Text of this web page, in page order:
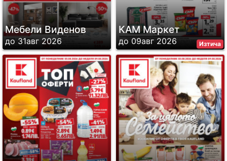
Мебели Виденов
до 31авг 2026 Изтича
КАМ Маркет
до 09авг 2026